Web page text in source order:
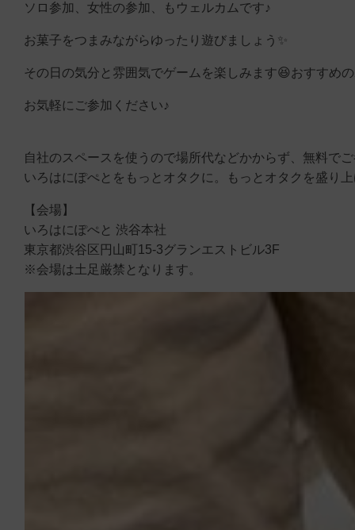
ソロ参加、女性の参加、もウェルカムです♪
お菓子をつまみながらゆったり遊びましょう✨
その日の気分と雰囲気でゲームを楽しみます😆おすすめ
お気軽にご参加ください♪
自社のスペースを使うので場所代などかからず、無料で
いろはにぽぺとをもっとオタクに。もっとオタクを盛り
【会場】
いろはにぽぺと 渋谷本社
東京都渋谷区円山町15-3グランエストビル3F
※会場は土足厳禁となります。